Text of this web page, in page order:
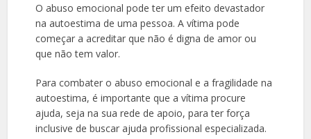
O abuso emocional pode ter um efeito devastador
na autoestima de uma pessoa. A vítima pode
começar a acreditar que não é digna de amor ou
que não tem valor.
Para combater o abuso emocional e a fragilidade na
autoestima, é importante que a vítima procure
ajuda, seja na sua rede de apoio, para ter força
inclusive de buscar ajuda profissional especializada.